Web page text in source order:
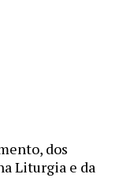
dos
Liturgia e da